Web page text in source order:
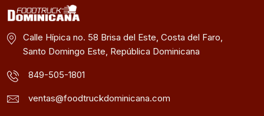
Calle Hípica no. 58 Brisa del Este, Costa del Faro,
Santo Domingo Este, República Dominicana
849-505-1801
ventas@foodtruckdominicana.com